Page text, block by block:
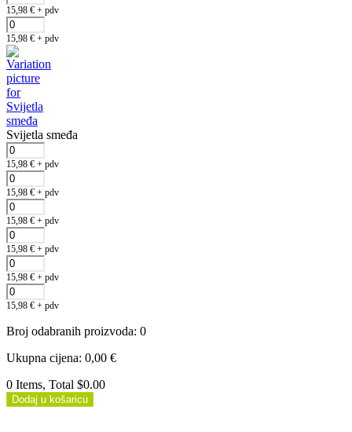
15,98 € + pdv
15,98 € + pdv
Svijetla smeđa
15,98 € + pdv
15,98 € + pdv
15,98 € + pdv
15,98 € + pdv
15,98 € + pdv
15,98 € + pdv
Broj odabranih proizvoda: 0
Ukupna cijena: 0,00 €
0 Items, Total $0.00
Dodaj u košaricu